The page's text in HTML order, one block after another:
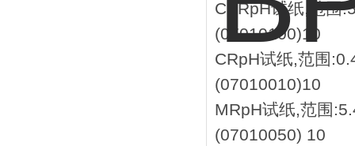
CPRpH试纸,范围
(07010100)10
CRpH试纸,范围
(07010010)10
MRpH试纸,范围
(07010050) 10